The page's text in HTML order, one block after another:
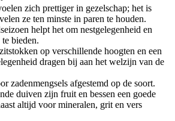
zich prettiger in gezelschap; het is
ze ten minste in paren te houden.
helpt het om nestgelegenheid en
te bieden.
op verschillende hoogten en een
dragen bij aan het welzijn van de
zadenmengsels afgestemd op de soort.
duiven zijn fruit en bessen een goede
altijd voor mineralen, grit en vers